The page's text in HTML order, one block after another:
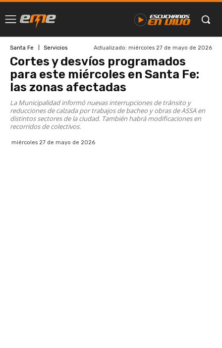
Santa Fe Servicios Actualizado: miércoles 27 de mayo de 2026
Cortes y desvíos programados
para este miércoles en Santa Fe:
las zonas afectadas
La Municipalidad informó nuevas interrupciones de tránsito y
reducciones de calzada por trabajos de bacheo y obras de ASSA en
distintos sectores de la ciudad. También habrá modificaciones en
recorridos de colectivos.
miércoles 27 de mayo de 2026